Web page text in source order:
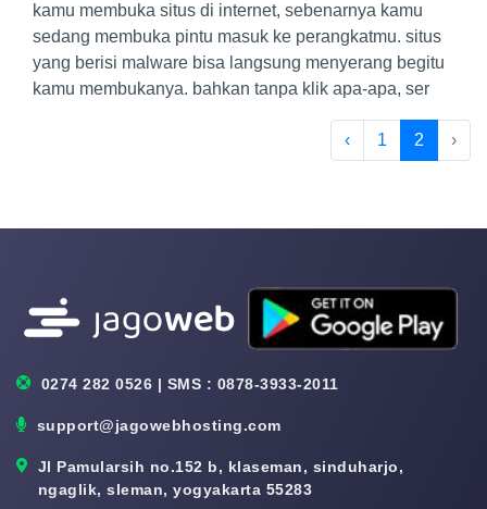
kamu membuka situs di internet, sebenarnya kamu
sedang membuka pintu masuk ke perangkatmu. situs
yang berisi malware bisa langsung menyerang begitu
kamu membukanya. bahkan tanpa klik apa-apa, ser
‹ 1 2 ›
0274 282 0526 | SMS : 0878-3933-2011
support@jagowebhosting.com
Jl Pamularsih no.152 b, klaseman, sinduharjo,
ngaglik, sleman, yogyakarta 55283